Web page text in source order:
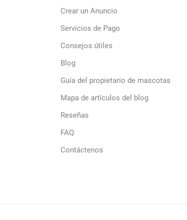
Crear un Anuncio
Servicios de Pago
Consejos útiles
Blog
Guía del propietario de mascotas
Mapa de artículos del blog
Reseñas
FAQ
Contáctenos